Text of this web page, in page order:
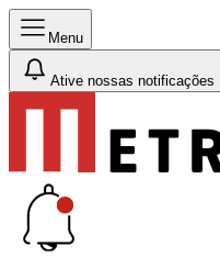
Menu
Ative nossas notificações